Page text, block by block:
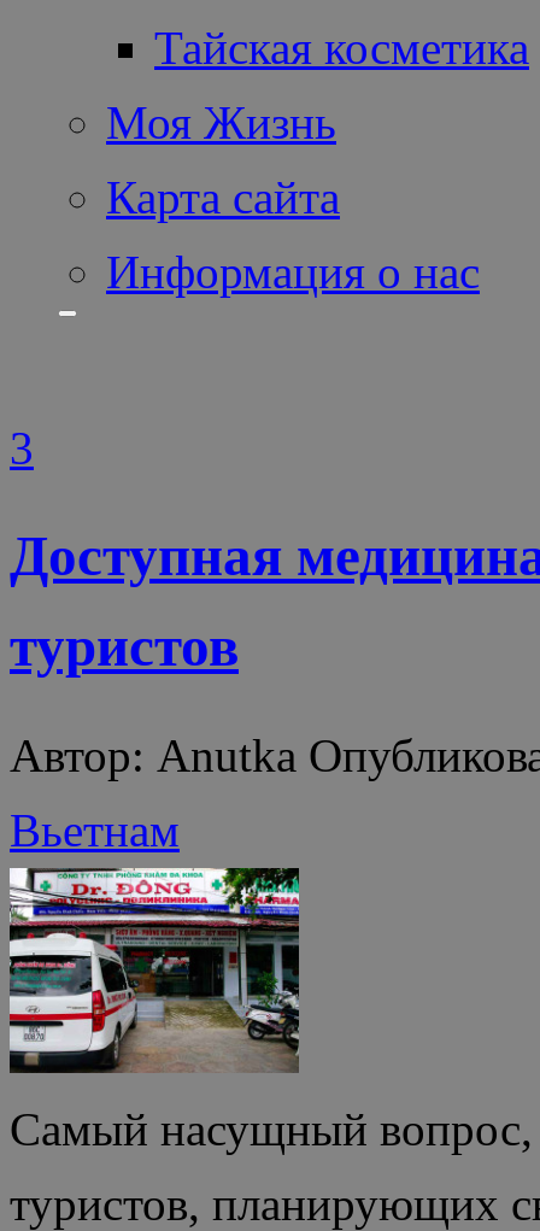
Тайская косметика
Моя Жизнь
Карта сайта
Информация о нас
3
Доступная
туристов
Автор: Anutka
Вьетнам
Самый насущный вопрос,
туристов, планирующих